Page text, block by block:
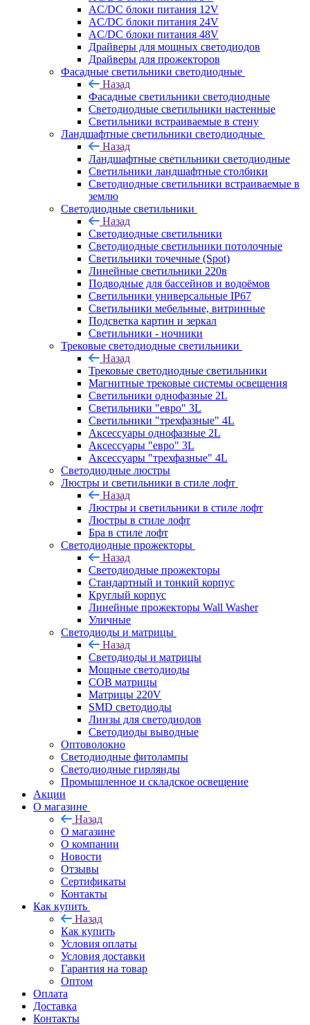
AC/DC блоки питания 12V
AC/DC блоки питания 24V
AC/DC блоки питания 48V
Драйверы для мощных светодиодов
Драйверы для прожекторов
Фасадные светильники светодиодные
Назад
Фасадные светильники светодиодные
Светодиодные светильники настенные
Светильники встраиваемые в стену
Ландшафтные светильники светодиодные
Назад
Ландшафтные светильники светодиодные
Светильники ландшафтные столбики
Светодиодные светильники встраиваемые в
землю
Светодиодные светильники
Назад
Светодиодные светильники
Светодиодные светильники потолочные
Светильники точечные (Spot)
Линейные светильники 220в
Подводные для бассейнов и водоёмов
Светильники универсальные IP67
Светильники мебельные, витринные
Подсветка картин и зеркал
Светильники - ночники
Трековые светодиодные светильники
Назад
Трековые светодиодные светильники
Магнитные трековые системы освещения
Светильники однофазные 2L
Светильники "евро" 3L
Светильники "трехфазные" 4L
Аксессуары однофазные 2L
Аксессуары "евро" 3L
Аксессуары "трехфазные" 4L
Светодиодные люстры
Люстры и светильники в стиле лофт
Назад
Люстры и светильники в стиле лофт
Люстры в стиле лофт
Бра в стиле лофт
Светодиодные прожекторы
Назад
Светодиодные прожекторы
Стандартный и тонкий корпус
Круглый корпус
Линейные прожекторы Wall Washer
Уличные
Светодиоды и матрицы
Назад
Светодиоды и матрицы
Мощные светодиоды
COB матрицы
Матрицы 220V
SMD светодиоды
Линзы для светодиодов
Светодиоды выводные
Оптоволокно
Светодиодные фитолампы
Светодиодные гирлянды
Промышленное и складское освещение
Акции
О магазине
Назад
О магазине
О компании
Новости
Отзывы
Сертификаты
Контакты
Как купить
Назад
Как купить
Условия оплаты
Условия доставки
Гарантия на товар
Оптом
Оплата
Доставка
Контакты